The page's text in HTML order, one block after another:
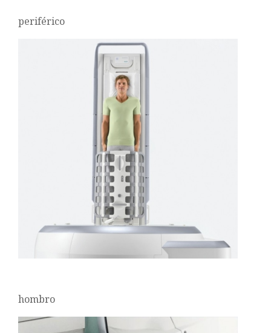
periférico
hombro